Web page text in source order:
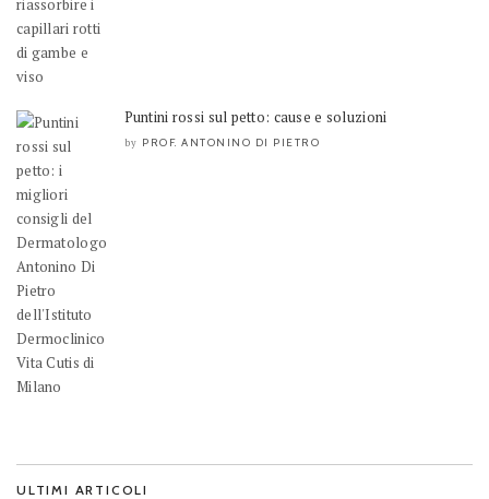
Puntini rossi sul petto: cause e soluzioni
by PROF. ANTONINO DI PIETRO
ULTIMI ARTICOLI